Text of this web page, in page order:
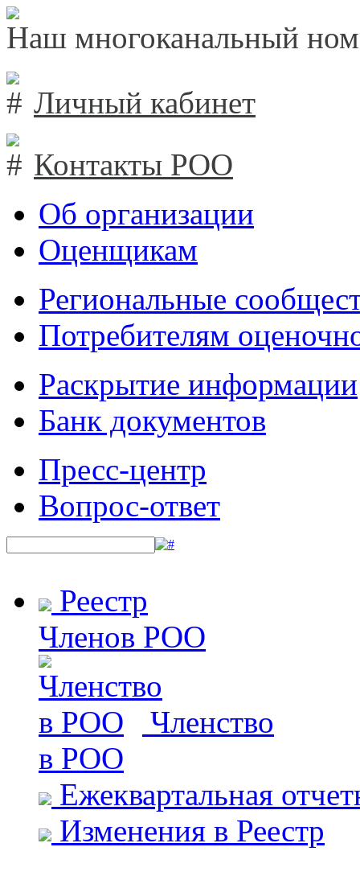
Наш многоканальный
Личный кабинет
Контакты РОО
Об организации
Оценщикам
Региональные
Потребителям
Раскрытие информации
Банк документов
Пресс-центр
Вопрос-ответ
Реестр
Членов РОО
Членство
в РОО
Ежеквартальная
Изменения в Реестр